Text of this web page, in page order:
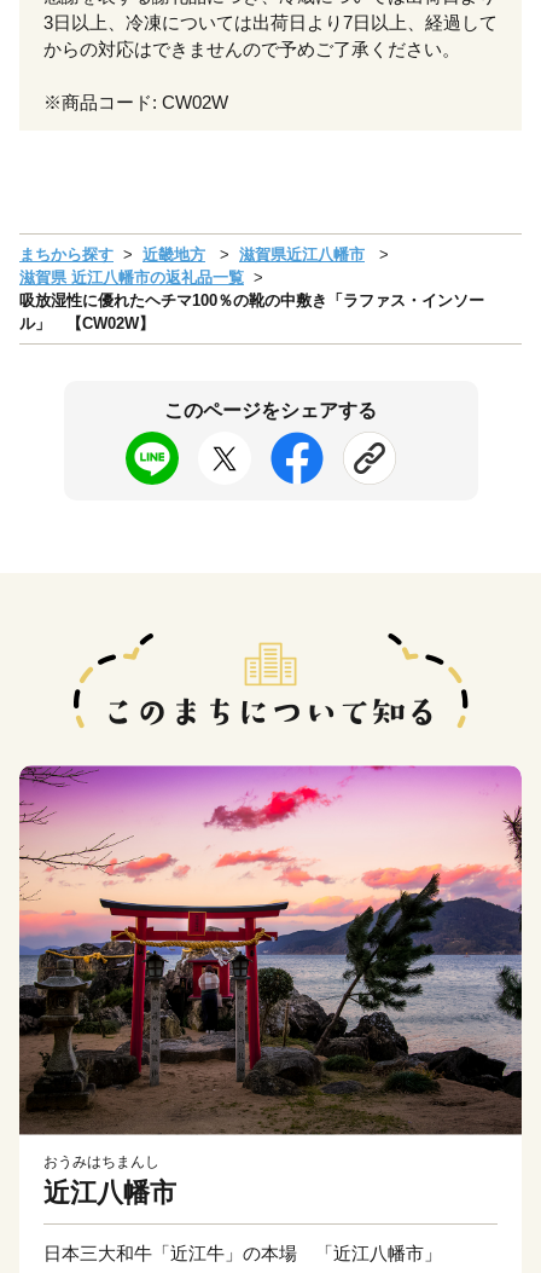
3日以上、冷凍については出荷日より7日以上、経過して
からの対応はできませんので予めご了承ください。
※商品コード: CW02W
まちから探す 近畿地方
滋賀県近江八幡市
滋賀県 近江八幡市の返礼品一覧
吸放湿性に優れたヘチマ100％の靴の中敷き「ラファス・インソー
ル」 【CW02W】
このページをシェアする
おうみはちまんし
近江八幡市
日本三大和牛「近江牛」の本場 「近江八幡市」